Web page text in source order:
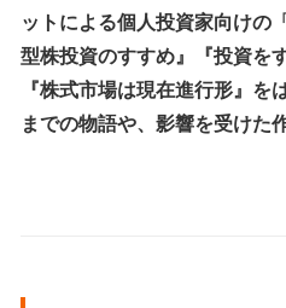
ットによる個人投資家向けの
型株投資のすすめ』『投資を
『株式市場は現在進行形』
までの物語や、影響を受けた